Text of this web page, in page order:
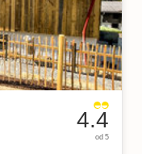
4.4
od 5